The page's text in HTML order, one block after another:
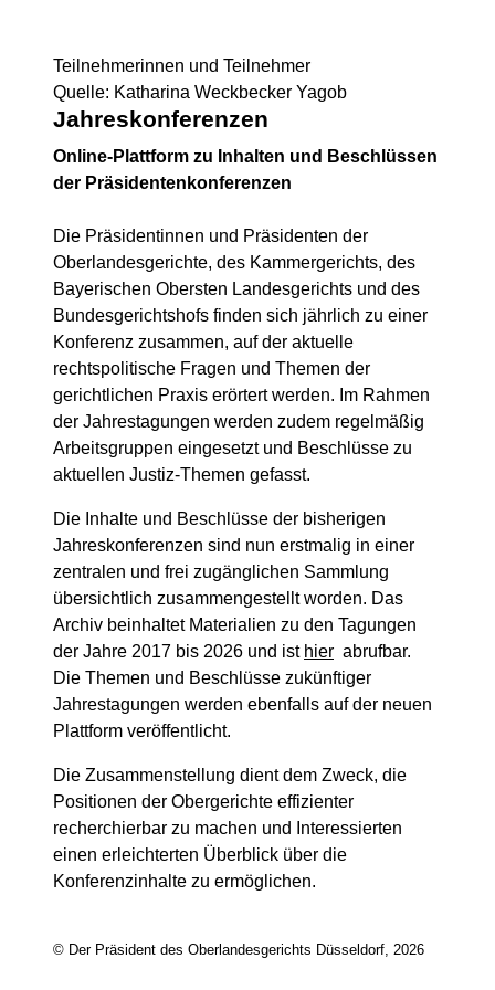
Teilnehmerinnen und Teilnehmer
Quelle: Katharina Weckbecker Yagob
Jahreskonferenzen
Online-Plattform zu Inhalten und Beschlüssen
der Präsidentenkonferenzen
Die Präsidentinnen und Präsidenten der
Oberlandesgerichte, des Kammergerichts, des
Bayerischen Obersten Landesgerichts und des
Bundesgerichtshofs finden sich jährlich zu einer
Konferenz zusammen, auf der aktuelle
rechtspolitische Fragen und Themen der
gerichtlichen Praxis erörtert werden. Im Rahmen
der Jahrestagungen werden zudem regelmäßig
Arbeitsgruppen eingesetzt und Beschlüsse zu
aktuellen Justiz-Themen gefasst.
Die Inhalte und Beschlüsse der bisherigen
Jahreskonferenzen sind nun erstmalig in einer
zentralen und frei zugänglichen Sammlung
übersichtlich zusammengestellt worden. Das
Archiv beinhaltet Materialien zu den Tagungen
der Jahre 2017 bis 2026 und ist hier abrufbar.
Die Themen und Beschlüsse zukünftiger
Jahrestagungen werden ebenfalls auf der neuen
Plattform veröffentlicht.
Die Zusammenstellung dient dem Zweck, die
Positionen der Obergerichte effizienter
recherchierbar zu machen und Interessierten
einen erleichterten Überblick über die
Konferenzinhalte zu ermöglichen.
© Der Präsident des Oberlandesgerichts Düsseldorf, 2026